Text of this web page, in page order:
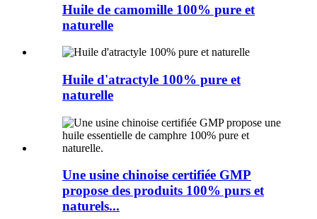
Huile de camomille 100% pure et
naturelle
Huile d'atractyle 100% pure et
naturelle
Une usine chinoise certifiée GMP
propose des produits 100% purs et
naturels...